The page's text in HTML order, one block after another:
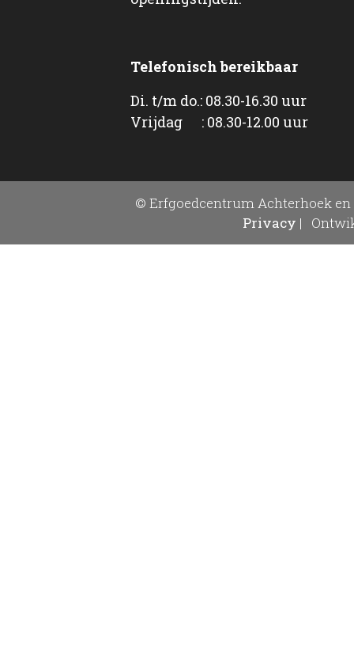
Telefonisch bereikbaar
Di. t/m do.: 08.30-16.30 uur
Vrijdag : 08.30-12.00 uur
© Erfgoedcentrum Achterhoek en
Privacy |